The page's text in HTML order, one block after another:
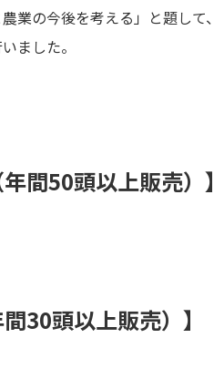
の今後を考える」と題し
ました。
間50頭以上販売）】
30頭以上販売）】